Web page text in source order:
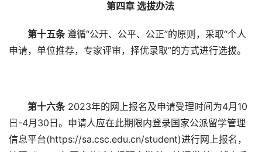
第四章 选拔办法
第十五条遵循“公开、公平、公正”的原则，采取“个人
申请，单位推荐，专家评审，择优录取”的方式进行选拔。
第十六条2023年的网上报名及申请受理时间为4月10
日-4月30日。申请人应在此期限内登录国家公派留学管理
信息平台(https://sa.csc.edu.cn/student)进行网上报名，